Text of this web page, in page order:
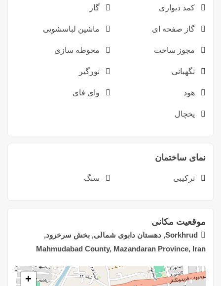
کمد دیواری گاز
گاز صفحه ای ماشین لباسشویی
مجوز ساخت محوطه سازی
نگهبانی نورگیر
هود وای فای
یخچال
نمای ساختمان
ترکیبی سنگ
موقعیت مکانی
Sorkhrud, دهستان دابوی شمالی, بخش سرخرود,
Mahmudabad County, Mazandaran Province, Iran
+